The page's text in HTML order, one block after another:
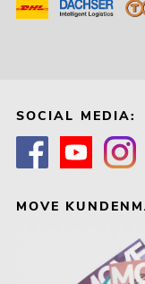
SOCIAL MEDIA:
MOVE